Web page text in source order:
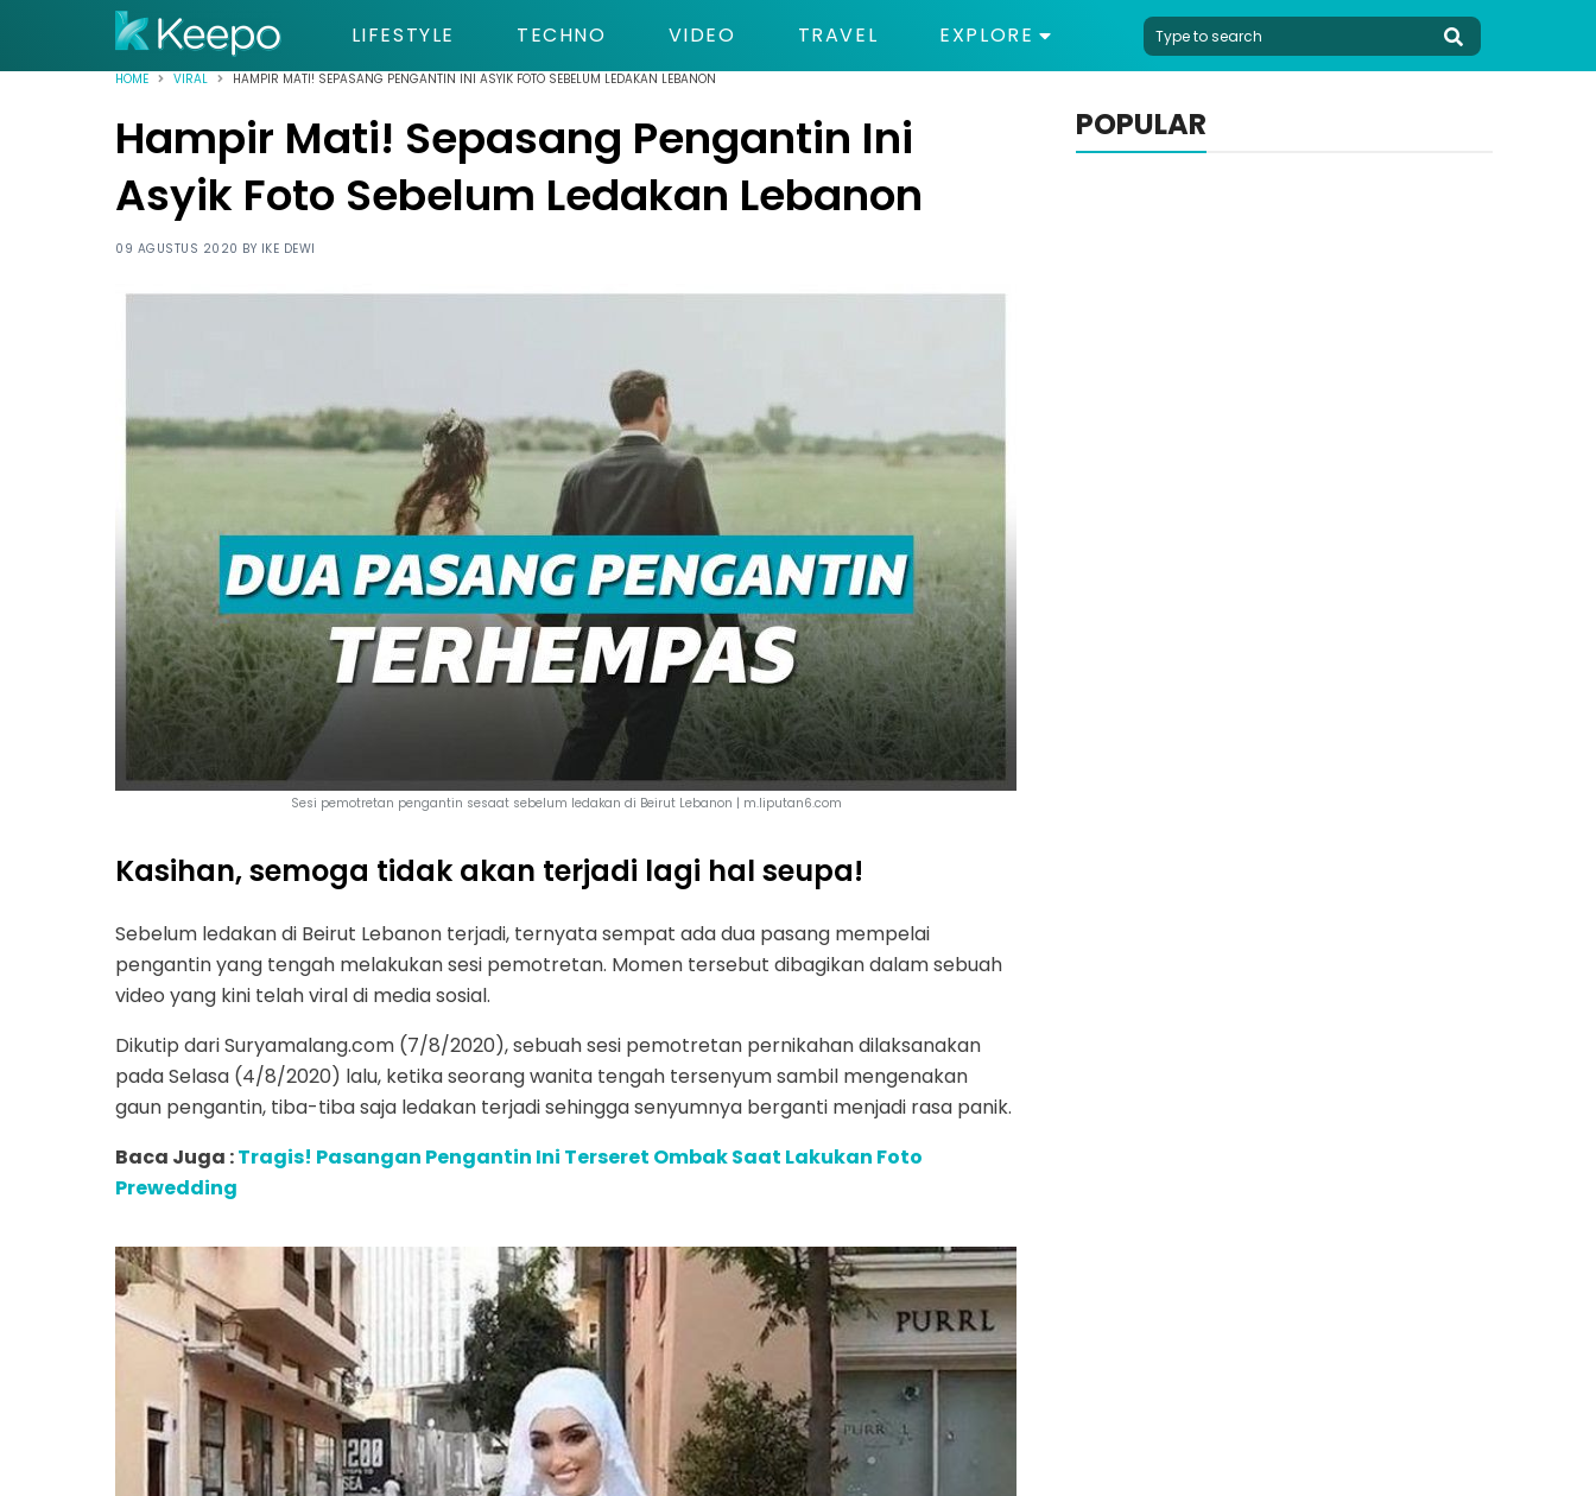
LIFESTYLE TECHNO VIDEO TRAVEL EXPLORE
HOME VIRAL HAMPIR MATI! SEPASANG PENGANTIN INI ASYIK FOTO SEBELUM LEDAKAN LEBANON
Hampir Mati! Sepasang Pengantin Ini
Asyik Foto Sebelum Ledakan Lebanon
09 AGUSTUS 2020 BY IKE DEWI
Sesi pemotretan pengantin sesaat sebelum ledakan di Beirut Lebanon | m.liputan6.com
Kasihan, semoga tidak akan terjadi lagi hal seupa!
Sebelum ledakan di Beirut Lebanon terjadi, ternyata sempat ada dua pasang mempelai
pengantin yang tengah melakukan sesi pemotretan. Momen tersebut dibagikan dalam sebuah
video yang kini telah viral di media sosial.
Dikutip dari Suryamalang.com (7/8/2020), sebuah sesi pemotretan pernikahan dilaksanakan
pada Selasa (4/8/2020) lalu, ketika seorang wanita tengah tersenyum sambil mengenakan
gaun pengantin, tiba-tiba saja ledakan terjadi sehingga senyumnya berganti menjadi rasa panik.
Baca Juga :Tragis! Pasangan Pengantin Ini Terseret Ombak Saat Lakukan Foto
Prewedding
POPULAR